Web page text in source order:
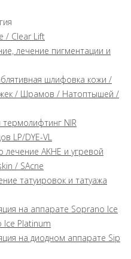
/ Clear Lift
лечение пигментации и
шлифовка кожи /
/ Шрамов / Натоптышей /
NIR
LP/DYE-VL
AKHE и угревой
/ SAcne
татуировок и татуажа
на аппарате Soprano Ice
Ice Platinum
на диодном аппарате Sip